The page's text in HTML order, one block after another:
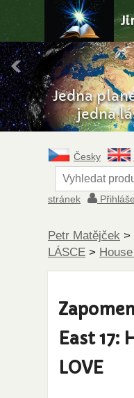
Jedna
jedna
Česky
stránek
Petr Matějček >
LÁSCE >
East 17:
LOVE